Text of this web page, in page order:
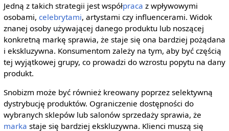
Jedną z takich strategii jest współpraca z wpływowymi
osobami, celebrytami, artystami czy influencerami. Widok
znanej osoby używającej danego produktu lub noszącej
konkretną markę sprawia, że staje się ona bardziej pożądana
i ekskluzywna. Konsumentom zależy na tym, aby być częścią
tej wyjątkowej grupy, co prowadzi do wzrostu popytu na dany
produkt.
Snobizm może być również kreowany poprzez selektywną
dystrybucję produktów. Ograniczenie dostępności do
wybranych sklepów lub salonów sprzedaży sprawia, że
marka staje się bardziej ekskluzywna. Klienci muszą się